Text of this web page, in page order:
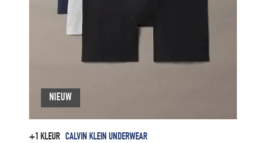
+1 KLEUR CALVIN KLEIN UNDERWEAR
NIEUW